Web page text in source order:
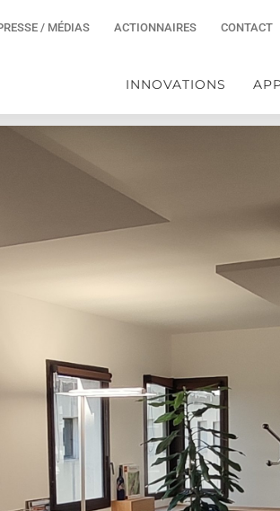
/ MÉDIAS ACTIONNAIRES CONTACT
INNOVATIONS